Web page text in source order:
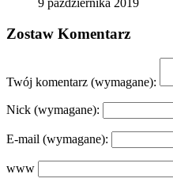
9 października 2019
Zostaw Komentarz
Twój komentarz (wymagane):
Nick (wymagane):
E-mail (wymagane):
www